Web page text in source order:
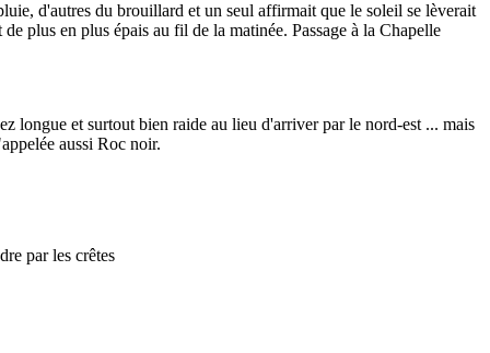
d'autres du brouillard et un seul affirmait que le soleil se lèverait
plus en plus épais au fil de la matinée. Passage à la Chapelle
longue et surtout bien raide au lieu d'arriver par le nord-est ... mais
aussi Roc noir.
par les crêtes